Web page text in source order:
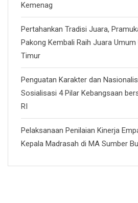
Kemenag
Pertahankan Tradisi Juara,
Pakong Kembali Raih Juara
Timur
Penguatan Karakter dan
Sosialisasi 4 Pilar Kebangsaan
RI
Pelaksanaan Penilaian Kinerja
Kepala Madrasah di MA Sumber